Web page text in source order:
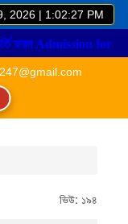
2026 | 1:02:27 PM
ভিউ: ১৯৪